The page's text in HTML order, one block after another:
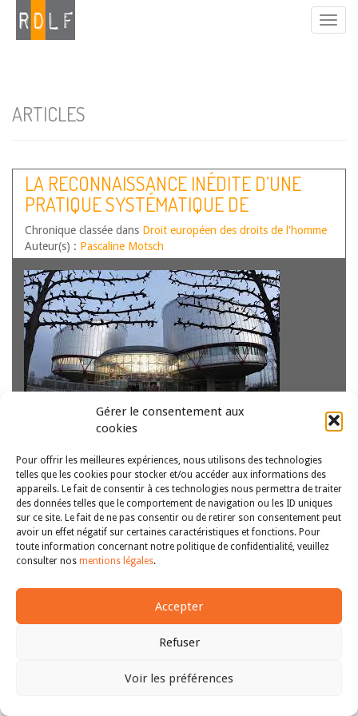
Gérer le consentement aux
cookies
Pour offrir les meilleures expériences, nous utilisons des technologies
telles que les cookies pour stocker et/ou accéder aux informations des
appareils. Le fait de consentir à ces technologies nous permettra de traiter
des données telles que le comportement de navigation ou les ID uniques
sur ce site. Le fait de ne pas consentir ou de retirer son consentement peut
avoir un effet négatif sur certaines caractéristiques et fonctions. Pour
toute information concernant notre politique de confidentialité, veuillez
consulter nos mentions légales.
Accepter
Refuser
Voir les préférences
ARTICLES
LA RECONNAISSANCE INÉDITE D’UNE
PRATIQUE SYSTÉMATIQUE DE
REFOULEMENTS DES DEMANDEURS
D’ASILE (CEDH, 7 JANV. 2025, A.R.E. C.
GRÈCE, N° 15783/21)
Chronique classée dans Droit européen des droits de l'homme
Auteur(s) : Pascaline Motsch
Dans un arrêt du 7 janvier 2025 rendu dans l’affaire
première fois la Grèce à raison d’une pratique
la Turquie, dont a été… Lire la suite
Copyright © 2011-2026Revue des droits et libertés fondamentaux
| Tous droits réservés |mentions légales